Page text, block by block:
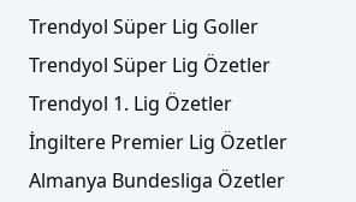
Trendyol Süper Lig Goller
Trendyol Süper Lig Özetler
Trendyol 1. Lig Özetler
İngiltere Premier Lig Özetler
Almanya Bundesliga Özetler